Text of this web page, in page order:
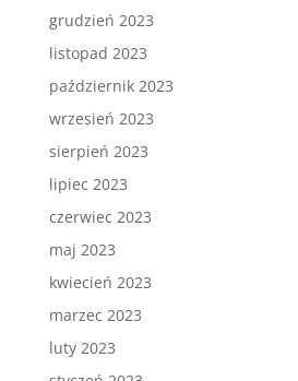
grudzień 2023
listopad 2023
październik 2023
wrzesień 2023
sierpień 2023
lipiec 2023
czerwiec 2023
maj 2023
kwiecień 2023
marzec 2023
luty 2023